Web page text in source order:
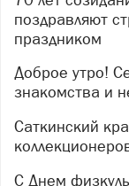
поздравляют
праздником
Доброе утро! Сегодня вероятны новые
знакомства и
Саткинский краеведческий музей приглашает
С Днем физкультурника! Сегодня праздник